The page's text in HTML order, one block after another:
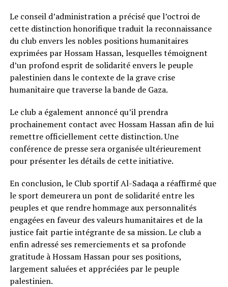
Le conseil d’administration a précisé que l’octroi de
cette distinction honorifique traduit la reconnaissance
du club envers les nobles positions humanitaires
exprimées par Hossam Hassan, lesquelles témoignent
d’un profond esprit de solidarité envers le peuple
palestinien dans le contexte de la grave crise
humanitaire que traverse la bande de Gaza.
Le club a également annoncé qu’il prendra
prochainement contact avec Hossam Hassan afin de lui
remettre officiellement cette distinction. Une
conférence de presse sera organisée ultérieurement
pour présenter les détails de cette initiative.
En conclusion, le Club sportif Al-Sadaqa a réaffirmé que
le sport demeurera un pont de solidarité entre les
peuples et que rendre hommage aux personnalités
engagées en faveur des valeurs humanitaires et de la
justice fait partie intégrante de sa mission. Le club a
enfin adressé ses remerciements et sa profonde
gratitude à Hossam Hassan pour ses positions,
largement saluées et appréciées par le peuple
palestinien.